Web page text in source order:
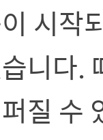
시작
니다.
질 수